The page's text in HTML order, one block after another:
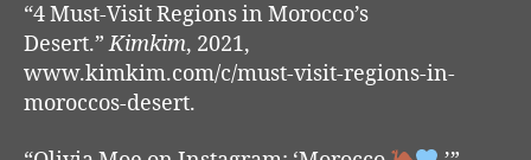
“4 Must-Visit Regions in Morocco’s
Desert.”Kimkim, 2021,
www.kimkim.com/c/must-visit-regions-in-
moroccos-desert.